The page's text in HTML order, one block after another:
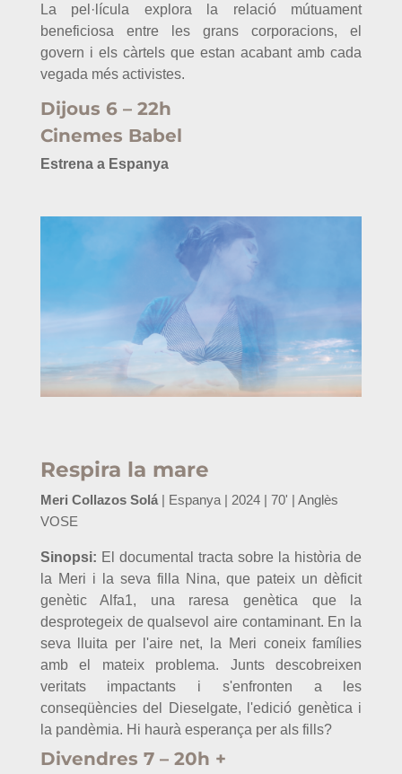
La pel·lícula explora la relació mútuament
beneficiosa entre les grans corporacions, el
govern i els càrtels que estan acabant amb cada
vegada més activistes.
Dijous 6 – 22h
Cinemes Babel
Estrena a Espanya
Respira la mare
Meri Collazos Solá| Espanya | 2024 | 70' | Anglès
VOSE
Sinopsi: El documental tracta sobre la història de
la Meri i la seva filla Nina, que pateix un dèficit
genètic Alfa1, una raresa genètica que la
desprotegeix de qualsevol aire contaminant. En la
seva lluita per l'aire net, la Meri coneix famílies
amb el mateix problema. Junts descobreixen
veritats impactants i s'enfronten a les
conseqüències del Dieselgate, l'edició genètica i
la pandèmia. Hi haurà esperança per als fills?
Divendres 7 – 20h +